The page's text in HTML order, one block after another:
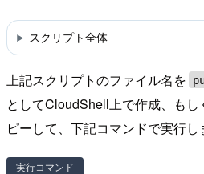
スクリプト全体
上記スクリプトのファイル名を
としてCloudShell上で作成、も
ピーして、下記コマンドで実行し
実行コマンド